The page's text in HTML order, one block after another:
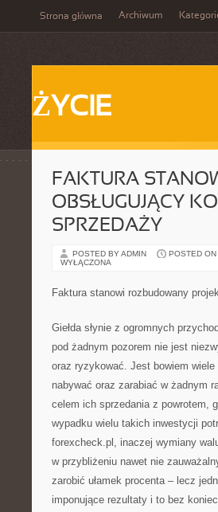
Strona główna Archiwum
ŻYCIE
FAKTURA
OBSŁUGUJĄCY
SPRZEDAŻY
POSTED BY ADMIN POSTED
WYŁĄCZONA
Faktura stanowi rozbudowany
Giełda słynie z ogromnych
pod żadnym pozorem nie jest
oraz ryzykować. Jest bowiem
nabywać oraz zarabiać w żadnym
celem ich sprzedania z powrotem,
wypadku wielu takich inwestycji
forexcheck.pl, inaczej wymiany
w przybliżeniu nawet nie
zarobić ułamek procenta – lecz
imponujące rezultaty i to bez